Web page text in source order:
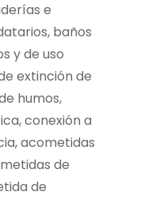
e
baños
y de uso
extinción de
humos,
conexión a
acometidas
de
de